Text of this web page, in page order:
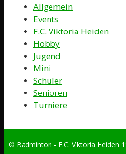
Allgemein
Events
F.C. Viktoria Heiden
Hobby
Jugend
Mini
Schüler
Senioren
Turniere
© Badminton - F.C. Viktoria Heiden